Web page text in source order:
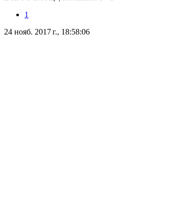
1
24 нояб. 2017 г., 18:58:06